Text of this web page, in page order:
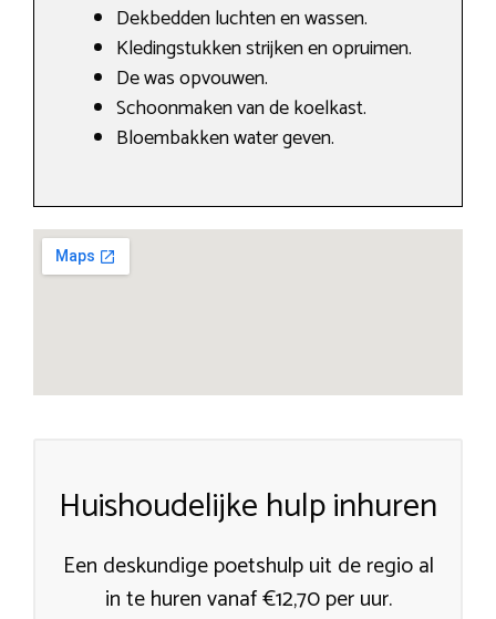
Dekbedden luchten en wassen.
Kledingstukken strijken en opruimen.
De was opvouwen.
Schoonmaken van de koelkast.
Bloembakken water geven.
Huishoudelijke hulp inhuren
Een deskundige poetshulp uit de regio al
in te huren vanaf €12,70 per uur.